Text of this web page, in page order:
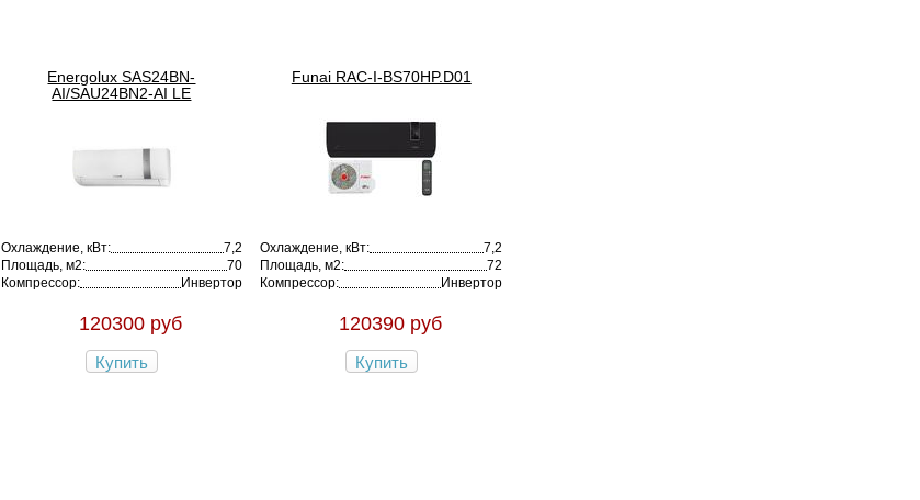
Energolux SAS24BN-
AI/SAU24BN2-AI LE
Охлаждение, кВт:
7,2
Площадь, м2:
70
Компрессор:
Инвертор
120300 руб
Купить
Funai RAC-I-BS70HP.D01
Охлаждение, кВт:
7,2
Площадь, м2:
72
Компрессор:
Инвертор
120390 руб
Купить